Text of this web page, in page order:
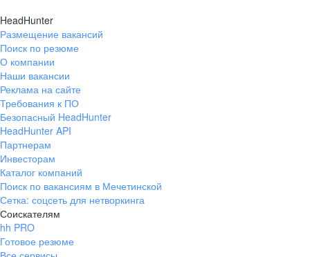
HeadHunter
Размещение вакансий
Поиск по резюме
О компании
Наши вакансии
Реклама на сайте
Требования к ПО
Безопасный HeadHunter
HeadHunter API
Партнерам
Инвесторам
Каталог компаний
Поиск по вакансиям в Мечетинской
Сетка: соцсеть для нетворкинга
Соискателям
hh PRO
Готовое резюме